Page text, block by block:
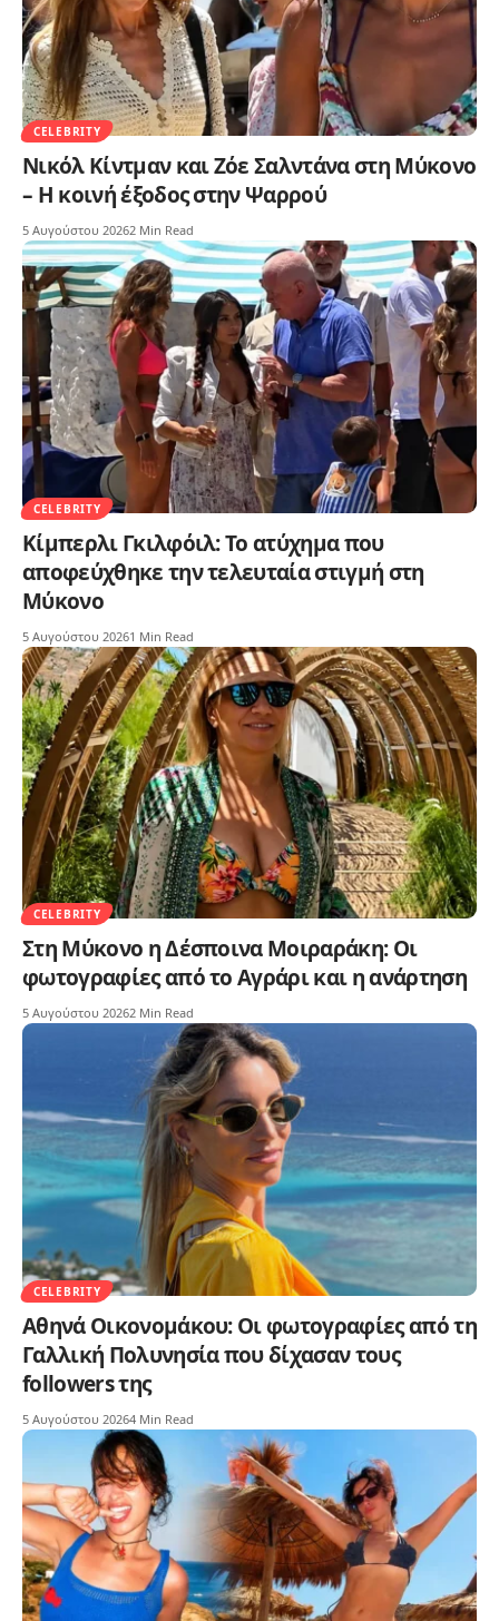
CELEBRITY
Νικόλ Κίντμαν και Ζόε Σαλντάνα στη Μύκονο
– Η κοινή έξοδος στην Ψαρρού
5 Αυγούστου 20262 Min Read
CELEBRITY
Κίμπερλι Γκιλφόιλ: Το ατύχημα που
αποφεύχθηκε την τελευταία στιγμή στη
Μύκονο
5 Αυγούστου 20261 Min Read
CELEBRITY
Στη Μύκονο η Δέσποινα Μοιραράκη: Οι
φωτογραφίες από το Αγράρι και η ανάρτηση
5 Αυγούστου 20262 Min Read
CELEBRITY
Αθηνά Οικονομάκου: Οι φωτογραφίες από τη
Γαλλική Πολυνησία που δίχασαν τους
followers της
5 Αυγούστου 20264 Min Read